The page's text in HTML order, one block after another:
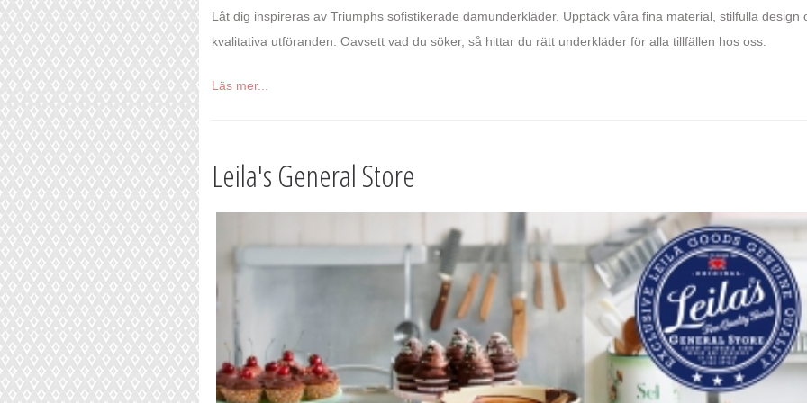
Låt dig inspireras av Triumphs sofistikerade damunderkläder. Upptäck våra fina material, stilfulla design
kvalitativa utföranden. Oavsett vad du söker, så hittar du rätt underkläder för alla tillfällen hos oss.
Läs mer...
Leila's General Store